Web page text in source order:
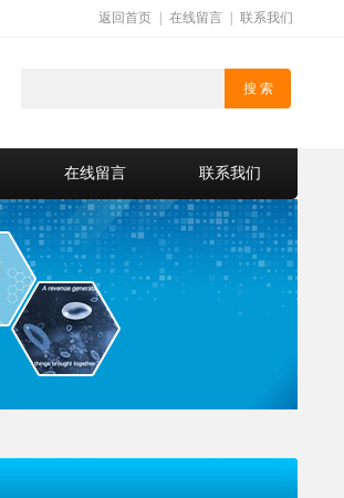
返回首页 在线留言 联系我们
在线留言 联系我们